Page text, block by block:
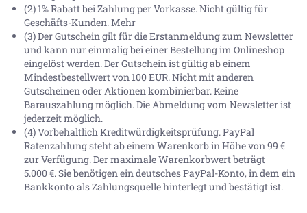
(2) 1% Rabatt bei Zahlung per Vorkasse. Nicht gültig für
Geschäfts-Kunden.Mehr
(3) Der Gutschein gilt für die Erstanmeldung zum Newsletter
und kann nur einmalig bei einer Bestellung im Onlineshop
eingelöst werden. Der Gutschein ist gültig ab einem
Mindestbestellwert von 100 EUR. Nicht mit anderen
Gutscheinen oder Aktionen kombinierbar. Keine
Barauszahlung möglich. Die Abmeldung vom Newsletter ist
jederzeit möglich.
(4) Vorbehaltlich Kreditwürdigkeitsprüfung. PayPal
Ratenzahlung steht ab einem Warenkorb in Höhe von99 €
zur Verfügung. Der maximale Warenkorbwert beträgt
5.000 €. Sie benötigen ein deutsches PayPal-Konto, in dem ein
Bankkonto als Zahlungsquelle hinterlegt und bestätigt ist.